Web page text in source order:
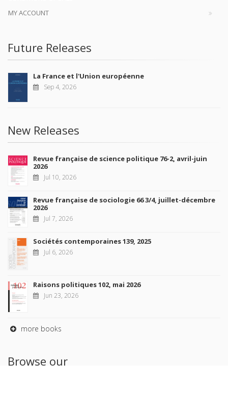
MY ACCOUNT
Future Releases
La France et l'Union européenne
Sep 4, 2026
New Releases
Revue française de science politique 76-2, avril-juin
2026
Jul 10, 2026
Revue française de sociologie 66 3/4, juillet-décembre
2026
Jul 7, 2026
Sociétés contemporaines 139, 2025
Jul 6, 2026
Raisons politiques 102, mai 2026
Jun 23, 2026
more books
Browse our